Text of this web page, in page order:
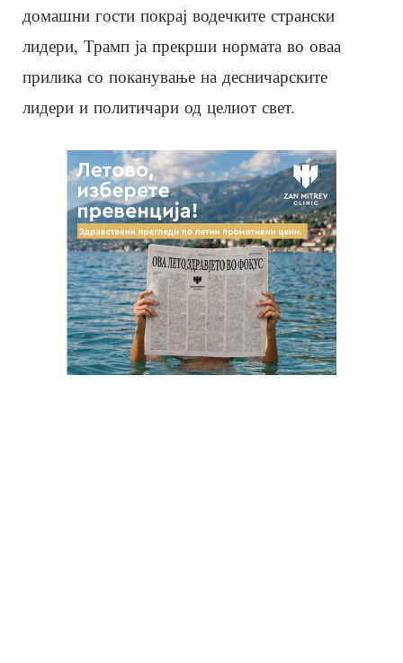
домашни гости покрај водечките странски
лидери, Трамп ја прекрши нормата во оваа
прилика со поканување на десничарските
лидери и политичари од целиот свет.